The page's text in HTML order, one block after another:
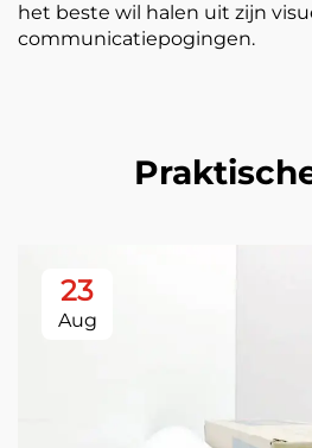
het beste wil halen uit zijn
communicatiepogingen.
23
Aug